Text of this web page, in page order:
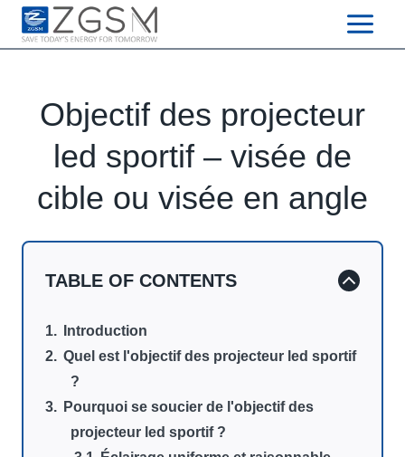
Skip
Objectif des projecteur
led sportif – visée de
cible ou visée en angle
TABLE OF CONTENTS
Introduction
Quel est l'objectif des projecteur led sportif
?
Pourquoi se soucier de l'objectif des
projecteur led sportif ?